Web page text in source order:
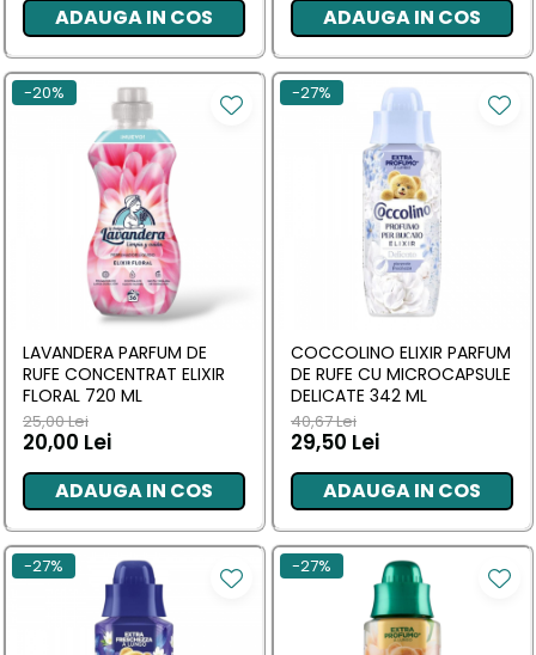
ADAUGA IN COS ADAUGA IN COS
-20%
LAVANDERA PARFUM DE
RUFE CONCENTRAT ELIXIR
FLORAL 720 ML
25,00 Lei
20,00 Lei
ADAUGA IN COS
-27%
COCCOLINO ELIXIR PARFUM
DE RUFE CU MICROCAPSULE
DELICATE 342 ML
40,67 Lei
29,50 Lei
ADAUGA IN COS
-27% -27%